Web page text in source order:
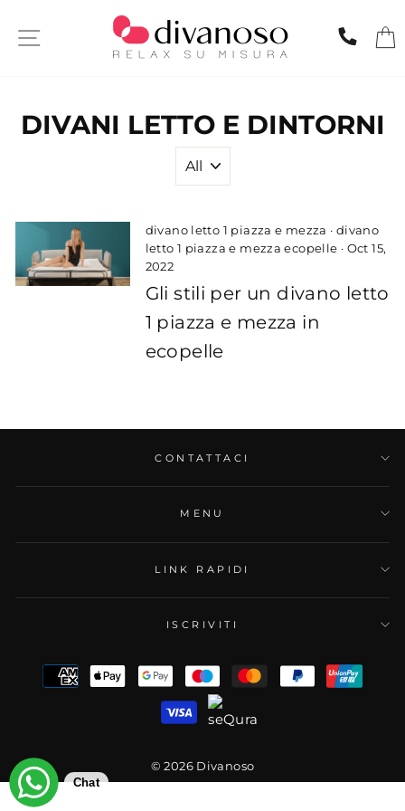
SITE NAVIGATION
DIVANI LETTO E DINTORNI
divano letto 1 piazza e mezza · divano
letto 1 piazza e mezza ecopelle · Oct 15,
2022
Gli stili per un divano letto
1 piazza e mezza in
ecopelle
CONTATTACI
MENU
LINK RAPIDI
ISCRIVITI
© 2026 Divanoso
Chat